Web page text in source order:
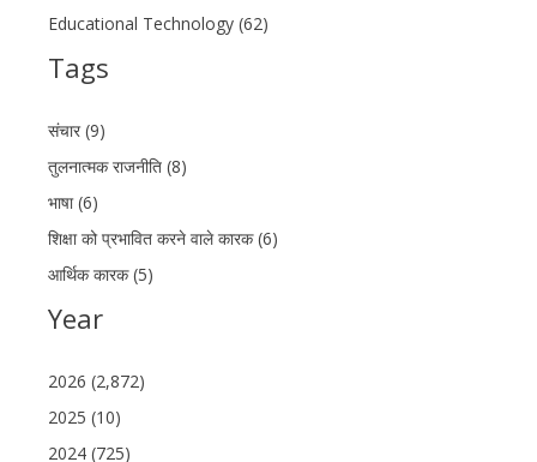
Educational Technology (62)
Tags
संचार (9)
तुलनात्मक राजनीति (8)
भाषा (6)
शिक्षा को प्रभावित करने वाले कारक (6)
आर्थिक कारक (5)
Year
2026 (2,872)
2025 (10)
2024 (725)